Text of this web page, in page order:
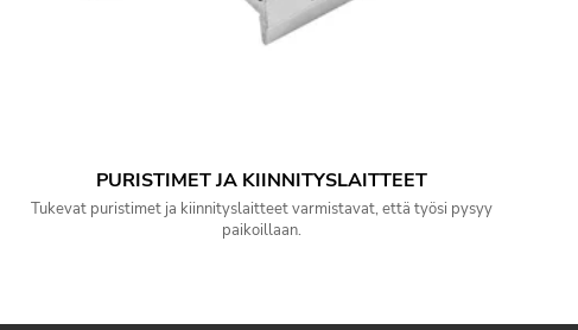
PURISTIMET JA KIINNITYSLAITTEET
Tukevat puristimet ja kiinnityslaitteet varmistavat, että työsi pysyy
paikoillaan.